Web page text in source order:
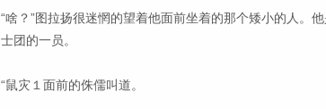
“啥？”图拉扬很迷惘的望着他面前坐着的那个矮小的人。
士团的一员。
“鼠灾１面前的侏儒叫道。